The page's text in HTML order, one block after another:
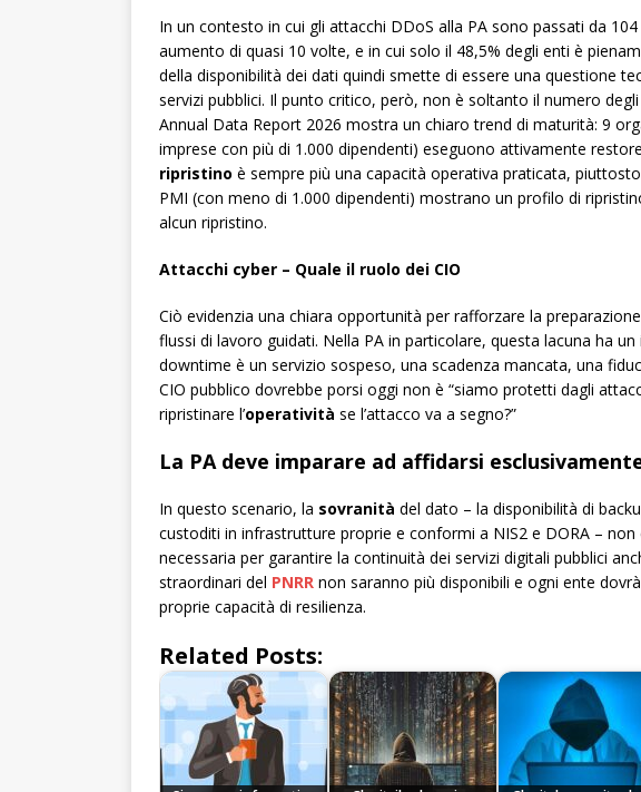
In un contesto in cui gli attacchi DDoS alla PA sono passati da
aumento di quasi 10 volte, e in cui solo il 48,5% degli enti è
della disponibilità dei dati quindi smette di essere una questione
servizi pubblici. Il punto critico, però, non è soltanto il numero
Annual Data Report 2026 mostra un chiaro trend di maturità: 9
imprese con più di 1.000 dipendenti) eseguono attivamente
ripristino è sempre più una capacità operativa praticata,
PMI (con meno di 1.000 dipendenti) mostrano un profilo di
alcun ripristino.
Attacchi cyber – Quale il ruolo dei CIO
Ciò evidenzia una chiara opportunità per rafforzare la
flussi di lavoro guidati. Nella PA in particolare, questa lacuna ha
downtime è un servizio sospeso, una scadenza mancata, una
CIO pubblico dovrebbe porsi oggi non è “siamo protetti dagli
ripristinare l’operatività se l’attacco va a segno?”
La PA deve imparare ad affidarsi
In questo scenario, la sovranità del dato – la disponibilità di
custoditi in infrastrutture proprie e conformi a NIS2 e DORA –
necessaria per garantire la continuità dei servizi digitali pubblici
straordinari del PNRR non saranno più disponibili e ogni ente
proprie capacità di resilienza.
Related Posts: